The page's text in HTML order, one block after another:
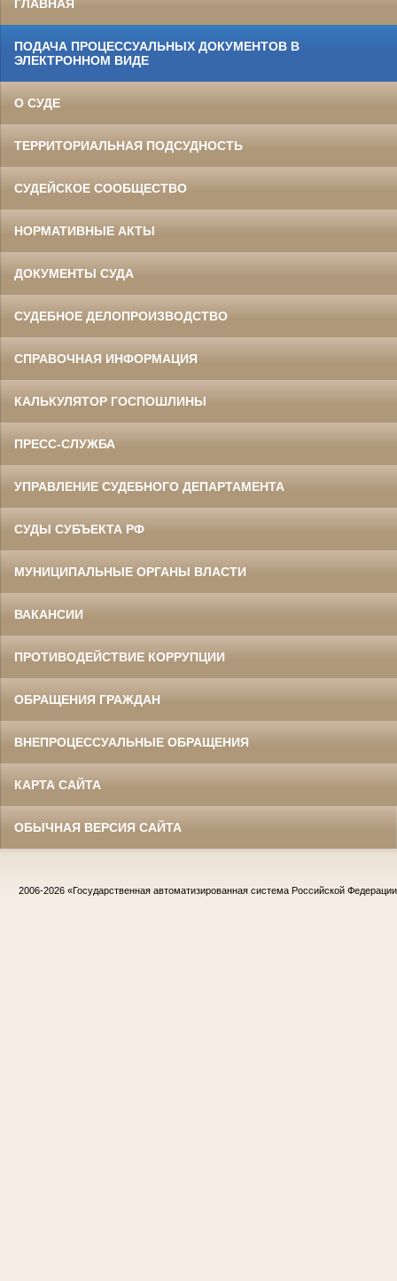
ГЛАВНАЯ
ПОДАЧА ПРОЦЕССУАЛЬНЫХ ДОКУМЕНТОВ В
ЭЛЕКТРОННОМ ВИДЕ
О СУДЕ
ТЕРРИТОРИАЛЬНАЯ ПОДСУДНОСТЬ
СУДЕЙСКОЕ СООБЩЕСТВО
НОРМАТИВНЫЕ АКТЫ
ДОКУМЕНТЫ СУДА
СУДЕБНОЕ ДЕЛОПРОИЗВОДСТВО
СПРАВОЧНАЯ ИНФОРМАЦИЯ
КАЛЬКУЛЯТОР ГОСПОШЛИНЫ
ПРЕСС-СЛУЖБА
УПРАВЛЕНИЕ СУДЕБНОГО ДЕПАРТАМЕНТА
СУДЫ СУБЪЕКТА РФ
МУНИЦИПАЛЬНЫЕ ОРГАНЫ ВЛАСТИ
ВАКАНСИИ
ПРОТИВОДЕЙСТВИЕ КОРРУПЦИИ
ОБРАЩЕНИЯ ГРАЖДАН
ВНЕПРОЦЕССУАЛЬНЫЕ ОБРАЩЕНИЯ
КАРТА САЙТА
ОБЫЧНАЯ ВЕРСИЯ САЙТА
2006-2026 «Государственная автоматизированная система Российской